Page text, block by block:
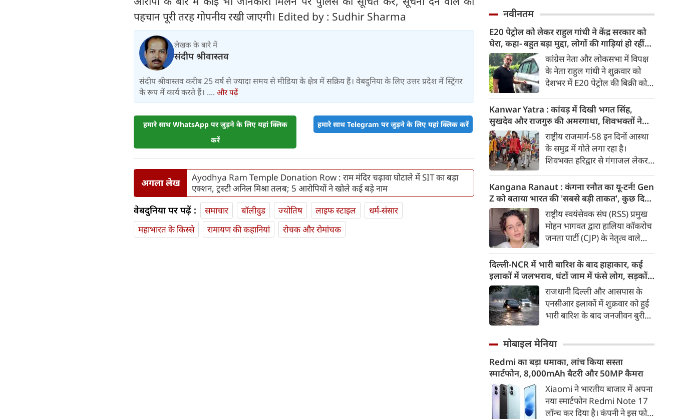
पहचान पूरी तरह गोपनीय रखी जाएगी। Edited by : Sudhir Sharma
लेखक के बारे में
संदीप श्रीवास्तव
संदीप श्रीवास्तव करीब 25 वर्ष से ज्यादा समय से मीडिया के क्षेत्र में सक्रिय हैं। वेबदुनिया के लिए उत्तर प्रदेश में स्ट्रिंगर
के रूप में कार्य करते हैं। .... और पढ़ें
हमारे साथ WhatsApp पर जुड़ने के लिए यहां क्लिक
करें
हमारे साथ Telegram पर जुड़ने के लिए यहां क्लिक करें
अगला लेख
Ayodhya Ram Temple Donation Row : राम मंदिर चढ़ावा घोटाले में SIT का बड़ा
एक्शन, ट्रस्टी अनिल मिश्रा तलब; 5 आरोपियों ने खोले कई बड़े नाम
वेबदुनिया पर पढ़ें : समाचार बॉलीवुड ज्योतिष लाइफ स्‍टाइल
धर्म-संसार
महाभारत के किस्से
रामायण की कहानियां रोचक और रोमांचक
नवीनतम
E20 पेट्रोल को लेकर राहुल गांधी ने केंद्र सरकार को
घेरा, कहा- बहुत बड़ा मुद्दा, लोगों की गाड़ियां हो रहीं
खराब, BJP ने बताया खराब पटकथा
कांग्रेस नेता और लोकसभा में विपक्ष
के नेता राहुल गांधी ने शुक्रवार को
देशभर में E20 पेट्रोल की बिक्री को
दिया। उन्होंने E20 को ‘बहुत बड़ा
मुद्दा’ बताते हुए आरोप लगाया कि
इसके इस्तेमाल से वाहनों को नुकसान
हो रहा है और इसका आर्थिक बोझ
आम उपभोक्ताओं पर पड़ रहा है।
Kanwar Yatra : कांवड़ में दिखी भगत सिंह,
सुखदेव और राजगुरु की अमरगाथा, शिवभक्तों ने
अनोखे अंदाज में दी श्रद्धांजलिराष्ट्रीय राजमार्ग-58 इन दिनों आस्था
के समुद्र में गोते लगा रहा है।
शिवभक्त हरिद्वार से गंगाजल लेकर
है। लाखों शिवभक्तों के बीच रंग-
बिरंगी और आकर्षक कांवड़ें हर किसी
का ध्यान बरबस अपनी ओर खींच रही
हैं। लेकिन ऐसे में जब शिव चौक से
एक गुजरी कांवड़ ने लोगों के दिलों को
गहराई तक छू लिया। यह केवल
कांवड़ नहीं थी, बल्कि देश की
आजादी के अमर सेनानियों को
समर्पित एक चलती-फिरती श्रद्धांजलि
थी।
Kangana Ranaut : कंगना रनौत का यू-टर्न! Gen
Z को बताया भारत की 'सबसे बड़ी ताकत', कुछ दिन
पहले प्रदर्शनकारियों को कहा था 'जेनरेशन गटर'
राष्ट्रीय स्वयंसेवक संघ (RSS) प्रमुख
मोहन भागवत द्वारा हालिया कॉकरोच
जनता पार्टी (CJP) के नेतृत्व वाले
समर्थन दिए जाने के एक दिन बाद
बीजेपी सांसद और अभिनेत्री कंगना
रनौत ने अपने पहले के बयान पर
सफाई दी। उन्होंने अब Gen Z को
भारत की ‘सबसे बड़ी ताकत’ बताया
है। कंगना ने कहा कि कुछ लोगों के
गलत ठहराना उचित नहीं है। उन्होंने
कहा कि Gen Z सरकार का हिस्सा है
और इसी पीढ़ी के जनादेश की वजह
से मौजूदा सरकार लंबे समय से सत्ता
में है।
दिल्ली-NCR में भारी बारिश के बाद हाहाकार, कई
इलाकों में जलभराव, घंटों जाम में फंसे लोग, सड़कों
पर भरा कमर तक पानीराजधानी दिल्ली और आसपास के
एनसीआर इलाकों में शुक्रवार को हुई
भारी बारिश के बाद जनजीवन बुरी
और गाजियाबाद के कई इलाकों में
जिसके चलते कई प्रमुख मार्गों पर
लंबा ट्रैफिक जाम लग गया। भारी
बारिश के कारण लोगों को अपने
गंतव्य तक पहुंचने में काफी परेशानी
का सामना करना पड़ा।
मोबाइल मेनिया
Redmi का बड़ा धमाका, लांच किया सस्ता
स्मार्टफोन, 8,000mAh बैटरी और 50MP कैमरा
Xiaomi ने भारतीय बाजार में अपना
नया स्मार्टफोन Redmi Note 17
लॉन्च कर दिया है। कंपनी ने इस फोन